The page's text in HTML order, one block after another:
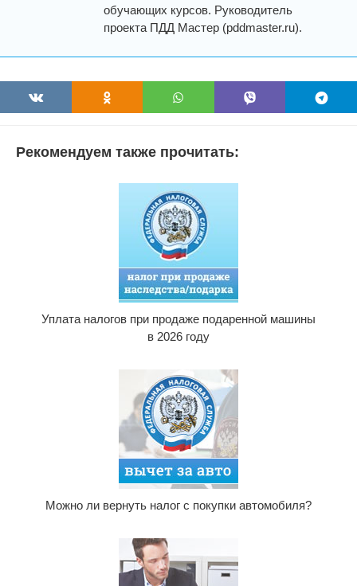
обучающих курсов. Руководитель
проекта ПДД Мастер (pddmaster.ru).
Рекомендуем также прочитать:
Уплата налогов при продаже подаренной машины
в 2026 году
Можно ли вернуть налог с покупки автомобиля?